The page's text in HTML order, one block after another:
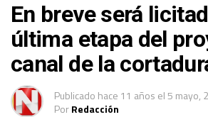
En breve será
última etapa del
canal de la
Publicado hace 11 años el5 mayo,
PorRedacción